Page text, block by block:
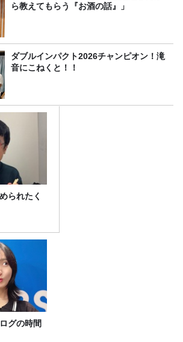
ら教えてもらう『お酒の話』」
ダブルインパクト2026チャンピオン！滝
音にこねくと！！
られたく
グの時間